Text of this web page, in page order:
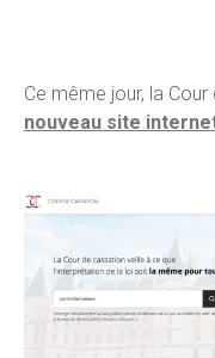
Ce même jour, la
nouveau site